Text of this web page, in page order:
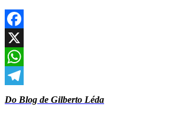
Facebook
X
WhatsApp
Telegram
Do Blog de Gilberto Léda